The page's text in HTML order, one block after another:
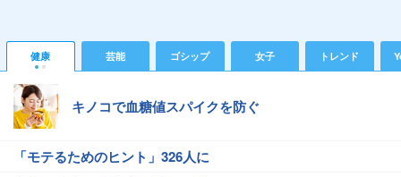
健康 芸能 ゴシップ 女子 トレンド
キノコで血糖値スパイクを防ぐ
「モテるためのヒント」326人に